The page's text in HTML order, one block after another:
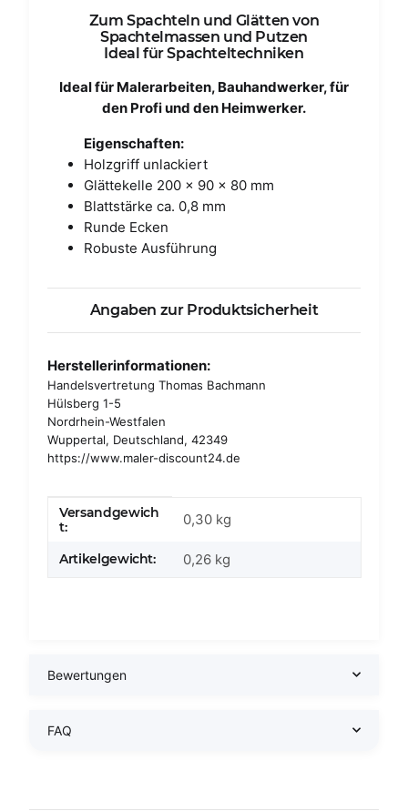
Zum Spachteln und Glätten von
Spachtelmassen und Putzen
Ideal für Spachteltechniken
Ideal für Malerarbeiten, Bauhandwerker, für
den Profi und den Heimwerker.
Eigenschaften:
Holzgriff unlackiert
Glättekelle 200 x 90 x 80 mm
Blattstärke ca. 0,8 mm
Runde Ecken
Robuste Ausführung
Angaben zur Produktsicherheit
Herstellerinformationen:
Handelsvertretung Thomas Bachmann
Hülsberg 1-5
Nordrhein-Westfalen
Wuppertal, Deutschland, 42349
https://www.maler-discount24.de
Produkteigenschaft
Wert
Versandgewich
t:
0,30 kg
Artikelgewicht: 0,26 kg
Bewertungen
FAQ